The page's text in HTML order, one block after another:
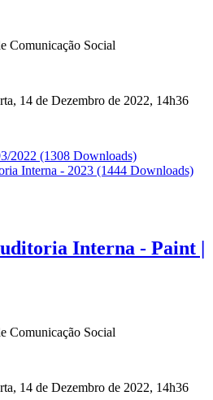
Comunicação Social
14 de Dezembro de 2022, 14h36
2022 (1308 Downloads)
Interna - 2023 (1444 Downloads)
Interna - Paint |
Comunicação Social
14 de Dezembro de 2022, 14h36